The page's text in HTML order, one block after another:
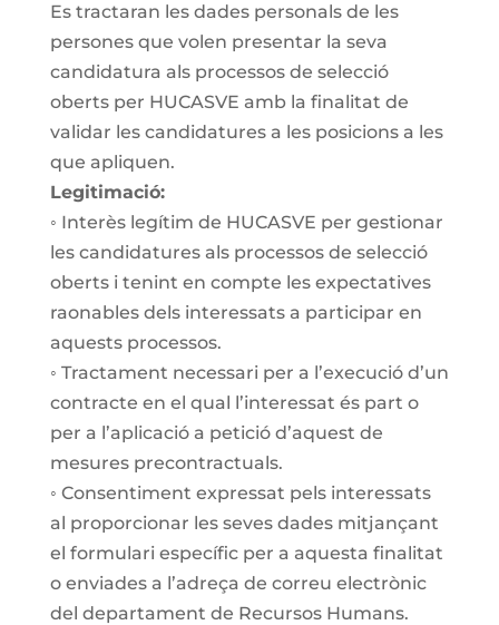
Es tractaran les dades personals de les
persones que volen presentar la seva
candidatura alsprocessos de selecció
oberts per HUCASVE amb la finalitat de
validar les candidatures a les posicions a les
que apliquen.
Legitimació:
◦ Interès legítim de HUCASVE per gestionar
les candidatures als processos de selecció
oberts i tenint en compte les expectatives
raonables dels interessats a participar en
aquests processos.
◦ Tractament necessari per a l’execució d’un
contracte en el qual l’interessat és part o
per a l’aplicació a petició d’aquest de
mesures precontractuals.
◦ Consentiment expressat pels interessats
al proporcionar les seves dades mitjançant
el formulari específic per a aquesta finalitat
o enviades a l’adreça de correu electrònic
del departament de Recursos Humans.